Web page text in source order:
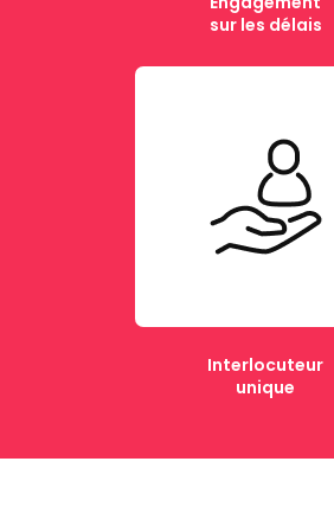
sur les délais
Interlocuteur
unique